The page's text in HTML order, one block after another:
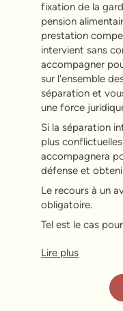
fixation de la
pension
prestation
intervient sans
accompagner
sur l'ensemble
séparation et
une force
Si la séparation
plus
accompagnera
défense et
Le recours à un
obligatoire.
Tel est le cas
Lire plus